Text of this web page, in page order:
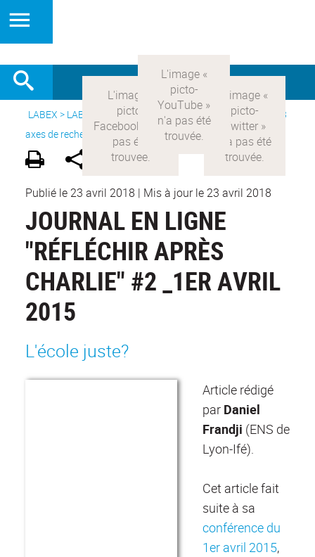
LABEX > LABEX COMOD> Version française > Recherche >
3
axes de recherche> Axe 3 : l’Etat et les citoyens
Publié le 23 avril 2018 | Mis à jour le 23 avril 2018
JOURNAL EN LIGNE
"RÉFLÉCHIR APRÈS
CHARLIE" #2 _1ER AVRIL
2015
L'école juste?
Article rédigé
par Daniel
Frandji (ENS de
Lyon-Ifé).
Cet article fait
suite à sa
conférence du
1er avril 2015,